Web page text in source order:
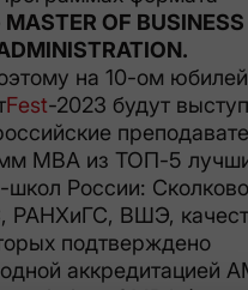
OF BUSINESS
на 10-ом
Fest-2023 будут
МВА из ТОП-5
школ России:
ВШЭ,
подтверждено
аккредитацией